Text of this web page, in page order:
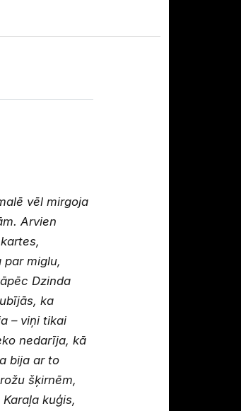
vēl mirgoja
Arvien
miglu,
Dzinda
ka
– viņi tikai
nedarīja, kā
bija ar to
šķirnēm,
kuģis,